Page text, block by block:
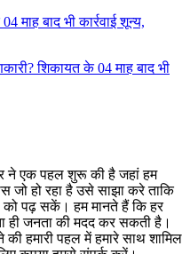
शिकायत के 04 माह बाद भी
ने एक पहल शुरू की है जहां हम
जो हो रहा है उसे साझा करे ताकि
को पढ़ सकें। हम मानते हैं कि हर
ही जनता की मदद कर सकती है।
हमारी पहल में हमारे साथ शामिल